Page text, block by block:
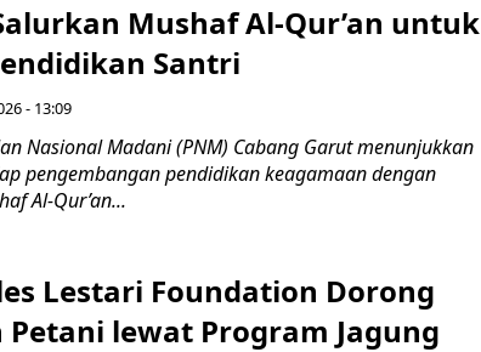
Mushaf Al-Qur’an untuk
Santri
- 13:09
Nasional Madani (PNM) Cabang Garut menunjukkan
pengembangan pendidikan keagamaan dengan
Al-Qur’an...
Lestari Foundation Dorong
lewat Program Jagung